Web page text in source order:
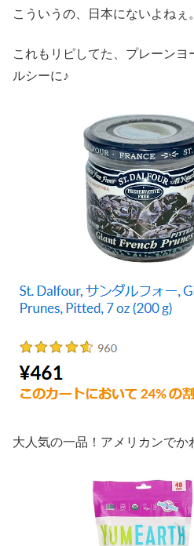
こういうの、日本にないよねぇ。
これもリピしてた、プレーン
ルシーに♪
大人気の一品！アメリカンでか